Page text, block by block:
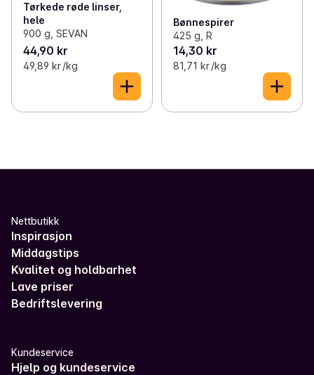
Tørkede røde linser,
hele
900 g, SEVAN
44,90 kr
49,89 kr /kg
Bønnespirer
425 g, R
14,30 kr
81,71 kr /kg
Nettbutikk
Inspirasjon
Middagstips
Kvalitet og holdbarhet
Lave priser
Bedriftslevering
Kundeservice
Hjelp og kundeservice